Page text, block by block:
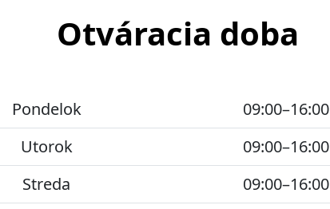
Otváracia doba
Pondelok
09:00–16:00
Utorok
09:00–16:00
Streda
09:00–16:00